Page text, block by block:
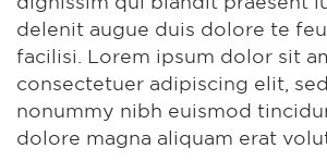
delenit augue duis dolore te
facilisi. Lorem ipsum dolor sit
consectetuer adipiscing elit,
nonummy nibh euismod
dolore magna aliquam erat